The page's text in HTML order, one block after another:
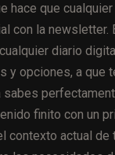
hace que
con la newsletter.
diario
y opciones, a que
sabes
finito con un
contexto actual de